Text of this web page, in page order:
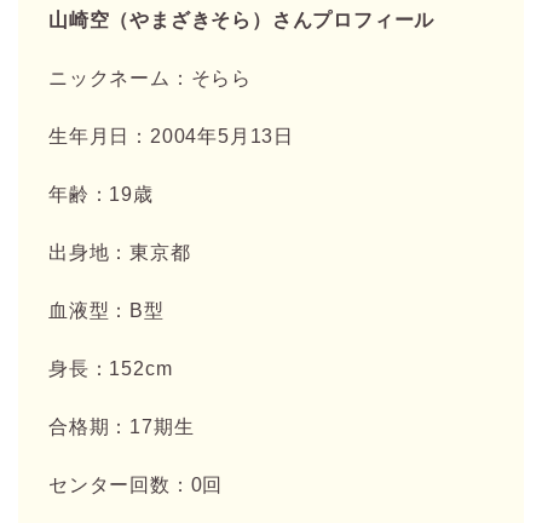
山崎空（やまざきそら）さんプロフィール
ニックネーム：そらら
生年月日：2004年5月13日
年齢：19歳
出身地：東京都
血液型：B型
身長：152cm
合格期：17期生
センター回数：0回